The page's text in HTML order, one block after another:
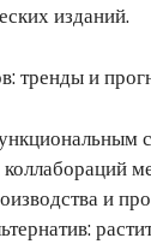
изданий.
тренды и
и